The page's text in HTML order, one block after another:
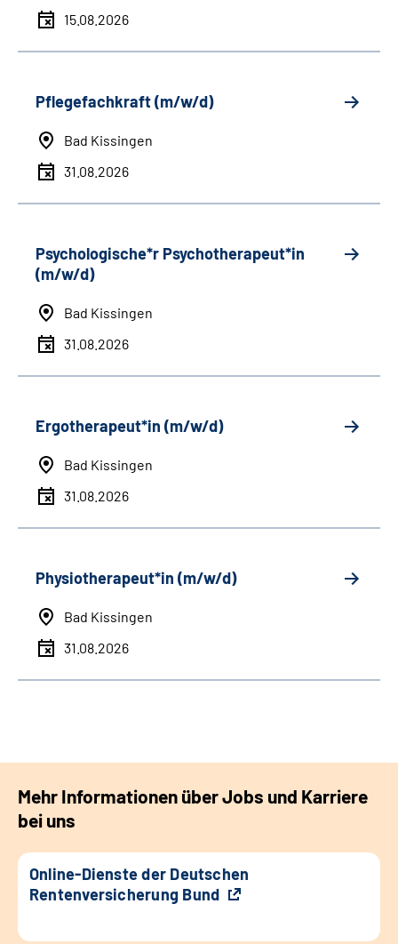
15.08.2026
Pflegefachkraft (m/w/d)
Bad Kissingen
31.08.2026
Psychologische*r Psychotherapeut*in
(m/w/d)
Bad Kissingen
31.08.2026
Ergotherapeut*in (m/w/d)
Bad Kissingen
31.08.2026
Physiotherapeut*in (m/w/d)
Bad Kissingen
31.08.2026
Mehr Informationen über Jobs und Karriere
bei uns
Online-Dienste der Deutschen
Rentenversicherung Bund